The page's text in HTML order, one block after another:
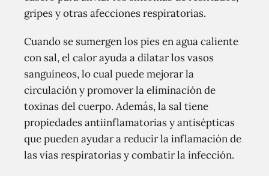
gripes y otras afecciones respiratorias.
Cuando se sumergen los pies en agua caliente
con sal, el calor ayuda a dilatar los vasos
sanguíneos, lo cual puede mejorar la
circulación y promover la eliminación de
toxinas del cuerpo. Además, la sal tiene
propiedades antiinflamatorias y antisépticas
que pueden ayudar a reducir la inflamación de
las vías respiratorias y combatir la infección.